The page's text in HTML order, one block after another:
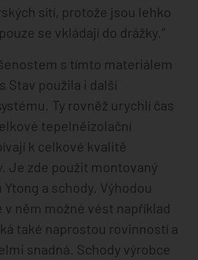
sítí, protože jsou lehko
se vkládají do drážky.“
s tímto materiálem
Stav použila i další
Ty rovněž urychlí čas
tepelněizolační
k celkové kvalitě
Je zde použit montovaný
a schody. Výhodou
v něm možné vést například
také naprostou rovinností a
snadná. Schody výrobce